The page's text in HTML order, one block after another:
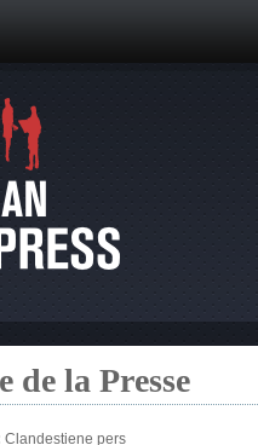
de la Presse
Clandestiene pers